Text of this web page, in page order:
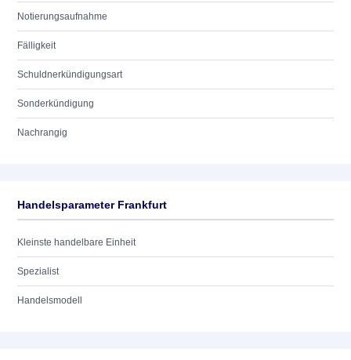
Notierungsaufnahme
Fälligkeit
Schuldnerkündigungsart
Sonderkündigung
Nachrangig
Handelsparameter Frankfurt
Kleinste handelbare Einheit
Spezialist
Handelsmodell